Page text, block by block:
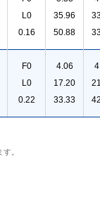
L0
0.16
35.96
50.88
F0
L0
0.22
4.06
17.20
33.33
。